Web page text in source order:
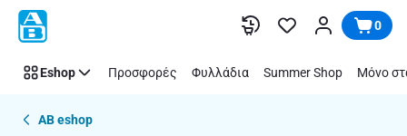
Παράλειψη 0
Eshop Προσφορές Φυλλάδια Summer Shop Μόνο
AB eshop